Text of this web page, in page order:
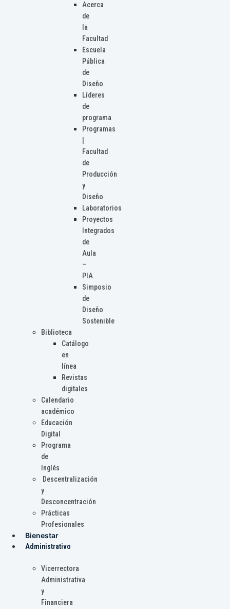
Acerca
de
la
Facultad
Escuela
Pública
de
Diseño
Líderes
de
programa
Programas
Facultad
de
Producción
y
Diseño
Laboratorios
Proyectos
Integrados
de
Aula
–
PIA
Simposio
de
Diseño
Sostenible
Biblioteca
Catálogo
en
línea
Revistas
digitales
Calendario
académico
Educación
Digital
Programa
de
Inglés
Descentralización
y
Desconcentración
Prácticas
Profesionales
Bienestar
Administrativo
Vicerrectora
Administrativa
y
Financiera